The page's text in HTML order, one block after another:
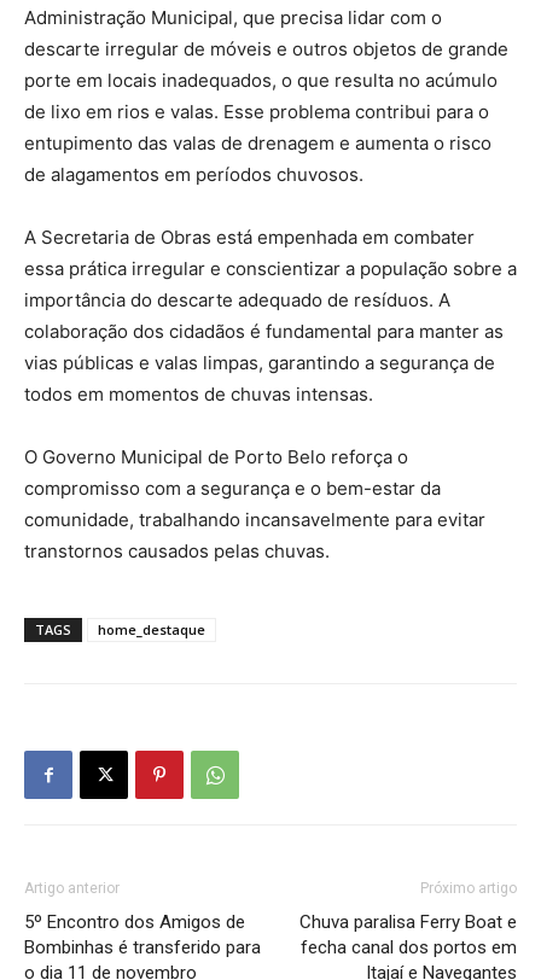
Administração Municipal, que precisa lidar com o
descarte irregular de móveis e outros objetos de grande
porte em locais inadequados, o que resulta no acúmulo
de lixo em rios e valas. Esse problema contribui para o
entupimento das valas de drenagem e aumenta o risco
de alagamentos em períodos chuvosos.
A Secretaria de Obras está empenhada em combater
essa prática irregular e conscientizar a população sobre a
importância do descarte adequado de resíduos. A
colaboração dos cidadãos é fundamental para manter as
vias públicas e valas limpas, garantindo a segurança de
todos em momentos de chuvas intensas.
O Governo Municipal de Porto Belo reforça o
compromisso com a segurança e o bem-estar da
comunidade, trabalhando incansavelmente para evitar
transtornos causados pelas chuvas.
TAGS home_destaque
Artigo anterior
5º Encontro dos Amigos de
Bombinhas é transferido para
o dia 11 de novembro
Próximo artigo
Chuva paralisa Ferry Boat e
fecha canal dos portos em
Itajaí e Navegantes